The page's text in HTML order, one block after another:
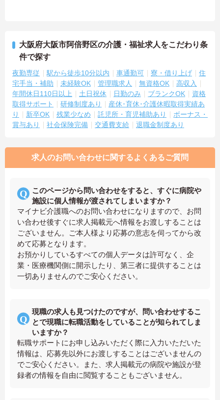
大阪府大阪市阿倍野区の介護・福祉求人をこだわり条
件で探す
夜勤専従 駅から徒歩10分以内 車通勤可 寮・借り上げ
住
宅手当・補助
未経験OK 管理職求人 無資格OK
高収入
年間休日110日以上
土日祝休 日勤のみ ブランクOK
資格
取得サポート
研修制度あり
産休･育休･介護休暇取得実績あ
り
新卒OK 残業少なめ 託児所・育児補助あり
ボーナス・
賞与あり
社会保険完備 交通費支給 退職金制度あり
求人のお問い合わせに関するよくあるご質問
このページから問い合わせをすると、すぐに病院や
施設に個人情報が渡されてしまいますか？
マイナビ介護職へのお問い合わせになりますので、お問
い合わせ後すぐに求人掲載元へ情報をお渡しすることは
ございません。ご本人様より応募の意志を伺ってから改
めて応募となります。
お預かりしているすべての個人データは許可なく、企
業・医療機関側に開示したり、第三者に提供することは
一切ありませんのでご安心ください。
現職の求人も見つけたのですが、問い合わせするこ
とで現職に転職活動をしていることが知られてしま
いますか？
転職サポートにお申し込みいただく際に入力いただいた
情報は、応募先以外にお渡しすることはございませんの
でご安心ください。また、求人掲載元の病院や施設が登
録者の情報を自由に閲覧することもございません。